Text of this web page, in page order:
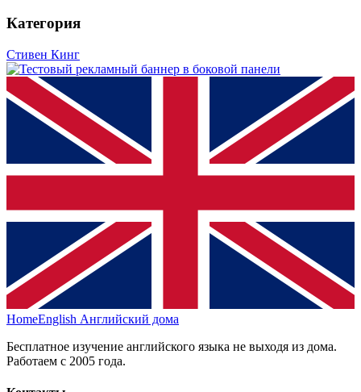
Категория
Стивен Кинг
HomeEnglish Английский дома
Бесплатное изучение английского языка не выходя из дома.
Работаем с 2005 года.